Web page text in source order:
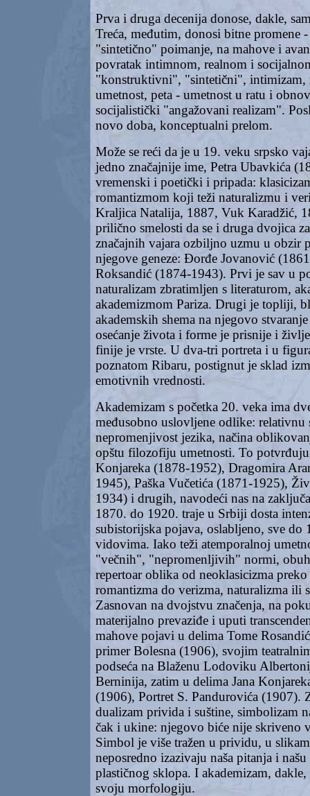
Prva i druga decenija donose, dakle,
Treća, međutim, donosi bitne promene
"sintetično" poimanje, na mahove i
povratak intimnom, realnom i
"konstruktivni", "sintetični", intimizam,
umetnost, peta - umetnost u ratu i
socijalistički "angažovani realizam".
novo doba, konceptualni prelom.
Može se reći da je u 19. veku srpsko
jedno značajnije ime, Petra Ubavkića
vremenski i poetički i pripada:
romantizmom koji teži naturalizmu i
Kraljica Natalija, 1887, Vuk Karadžić,
prilično smelosti da se i druga dvojica
značajnih vajara ozbiljno uzmu u obzir
njegove geneze: Đorđe Jovanović
Roksandić (1874-1943). Prvi je sav u
naturalizam zbratimljen s literaturom,
akademizmom Pariza. Drugi je topliji,
akademskih shema na njegovo
osećanje života i forme je prisnije i
finije je vrste. U dva-tri portreta i u
poznatom Ribaru, postignut je sklad
emotivnih vrednosti.
Akademizam s početka 20. veka ima
međusobno uslovljene odlike: relativnu
nepromenjivost jezika, načina
opštu filozofiju umetnosti. To potvrđuju
Konjareka (1878-1952), Dragomira
1945), Paška Vučetića (1871-1925),
1934) i drugih, navodeći nas na
1870. do 1920. traje u Srbiji dosta
subistorijska pojava, oslabljeno, sve do
vidovima. Iako teži atemporalnoj
"večnih", "nepromenljivih" normi,
repertoar oblika od neoklasicizma
romantizma do verizma, naturalizma ili
Zasnovan na dvojstvu značenja, na
materijalno prevaziđe i uputi
mahove pojavi u delima Tome
primer Bolesna (1906), svojim
podseća na Blaženu Lodoviku
Berninija, zatim u delima Jana
(1906), Portret S. Pandurovića (1907).
dualizam privida i suštine, simbolizam
čak i ukine: njegovo biće nije skriveno
Simbol je više tražen u prividu, u
neposredno izazivaju naša pitanja i
plastičnog sklopa. I akademizam,
svoju morfologiju.